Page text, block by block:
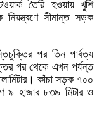
তৈরি হওয়ায় খুশি
নিয়ন্ত্রণে সীমান্ত সড়ক
পর তিন পার্বত্য
পর থেকে এখন পর্যন্ত
কাঁচা সড়ক ৭০০
৯ হাজার ৮৩৯ মিটার ও